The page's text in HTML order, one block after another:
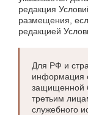
редакция
размещения,
редакцией
Для РФ и
информация
защищенной
третьим
служебного